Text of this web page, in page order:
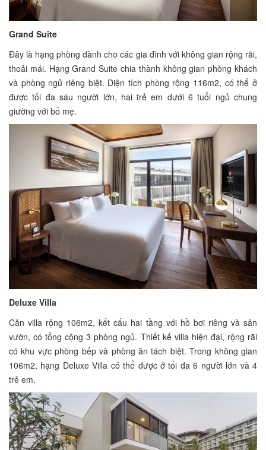
Grand Suite
Đây là hạng phòng dành cho các gia đình với không gian rộng rãi,
thoải mái. Hạng Grand Suite chia thành không gian phòng khách
và phòng ngủ riêng biệt. Diện tích phòng rộng 116m2, có thể ở
được tối đa sáu người lớn, hai trẻ em dưới 6 tuổi ngủ chung
giường với bố mẹ.
Deluxe Villa
Căn villa rộng 106m2, kết cấu hai tầng với hồ bơi riêng và sân
vườn, có tổng cộng 3 phòng ngủ. Thiết kế villa hiện đại, rộng rãi
có khu vực phòng bếp và phòng ăn tách biệt. Trong không gian
106m2, hạng Deluxe Villa có thể được ở tối đa 6 người lớn và 4
trẻ em.